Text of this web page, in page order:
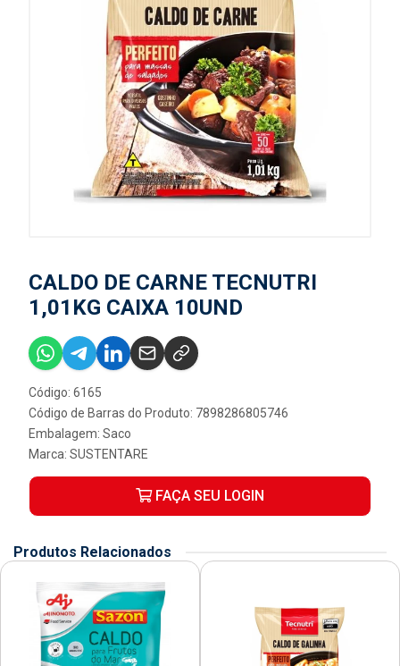
CALDO DE CARNE TECNUTRI
1,01KG CAIXA 10UND
Código: 6165
Código de Barras do Produto: 7898286805746
Embalagem: Saco
Marca: SUSTENTARE
FAÇA SEU LOGIN
Produtos Relacionados